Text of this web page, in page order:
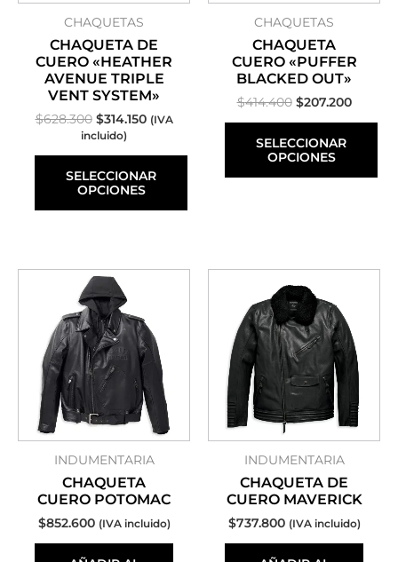
CHAQUETAS
CHAQUETA DE
CUERO «HEATHER
AVENUE TRIPLE
VENT SYSTEM»
$628.300 $314.150 (IVA
incluido)
SELECCIONAR
OPCIONES
en
la
página
de
producto
CHAQUETAS
CHAQUETA
CUERO «PUFFER
BLACKED OUT»
$414.400 $207.200
SELECCIONAR
OPCIONES
en
la
página
de
producto
INDUMENTARIA
CHAQUETA
CUERO POTOMAC
$852.600 (IVA incluido)
INDUMENTARIA
CHAQUETA DE
CUERO MAVERICK
$737.800 (IVA incluido)